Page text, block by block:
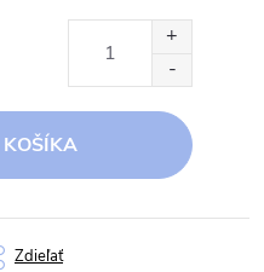
Zdieľať